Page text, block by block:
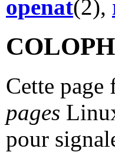
openat(2),
Cette
pages
pour